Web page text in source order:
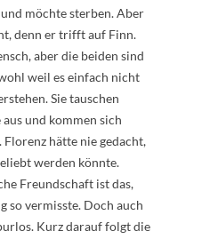
möchte sterben. Aber
denn er trifft auf Finn.
aber die beiden sind
weil es einfach nicht
Sie tauschen
und kommen sich
hätte nie gedacht,
werden könnte.
Freundschaft ist das,
so vermisste. Doch auch
Kurz darauf folgt die